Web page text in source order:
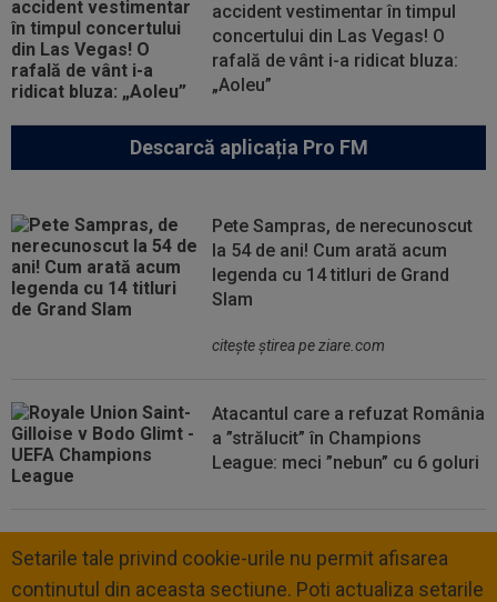
accident vestimentar în timpul
concertului din Las Vegas! O
rafală de vânt i-a ridicat bluza:
„Aoleu”
Descarcă aplicația Pro FM
Pete Sampras, de nerecunoscut
la 54 de ani! Cum arată acum
legenda cu 14 titluri de Grand
Slam
citeşte ştirea pe ziare.com
Atacantul care a refuzat România
a ”strălucit” în Champions
League: meci ”nebun” cu 6 goluri
Setarile tale privind cookie-urile nu permit afisarea
continutul din aceasta sectiune. Poti actualiza setarile